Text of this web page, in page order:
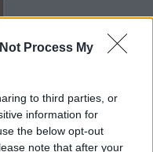
Process My
to third parties, or
information for
the below opt-out
note that after your